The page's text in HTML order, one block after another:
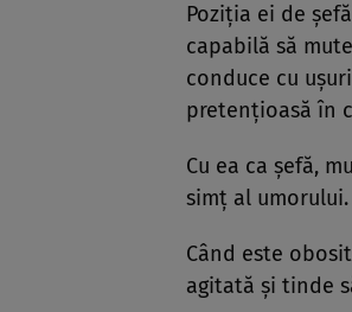
Poziţia ei de
capabilă să
conduce cu
pretenţioasă în
Cu ea ca şefă,
simţ al umorului.
Când este
agitată şi tinde